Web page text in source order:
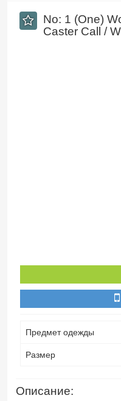
​No: 1 (One)
Caster Call /
Предмет одежды
Размер
Описание: